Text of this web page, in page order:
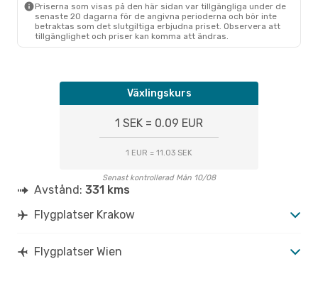
Priserna som visas på den här sidan var tillgängliga under de
senaste 20 dagarna för de angivna perioderna och bör inte
betraktas som det slutgiltiga erbjudna priset. Observera att
tillgänglighet och priser kan komma att ändras.
Växlingskurs
1 SEK = 0.09 EUR
1 EUR = 11.03 SEK
Senast kontrollerad Mån 10/08
Avstånd: 331 kms
Flygplatser Krakow
Flygplatser Wien